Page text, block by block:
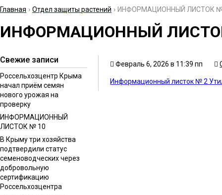
Главная › Отдел защиты растений › ИНФОРМАЦИОННЫЙ ЛИСТОК
ИНФОРМАЦИОННЫЙ
Свежие записи
Россельхозцентр Крыма
начал приём семян
нового урожая на
проверку
ИНФОРМАЦИОННЫЙ
ЛИСТОК № 10
В Крыму три хозяйства
подтвердили статус
семеноводческих через
добровольную
сертификацию
Россельхозцентра
Февраль 6, 2026 в 11:39 пп
Информационный листок № 2